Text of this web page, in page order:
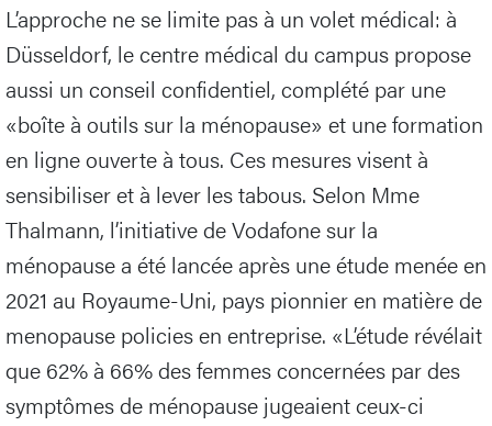
L’approche ne se limite pas à un volet médical: à
Düsseldorf, le centre médical du campus propose
aussi un conseil confidentiel, complété par une
«boîte à outils sur la ménopause» et une formation
en ligne ouverte à tous. Ces mesures visent à
sensibiliser et à lever les tabous. Selon Mme
Thalmann, l’initiative de Vodafone sur la
ménopause a été lancée après une étude menée en
2021 au Royaume-Uni, pays pionnier en matière de
menopause policies en entreprise. «L’étude révélait
que 62% à 66% des femmes concernées par des
symptômes de ménopause jugeaient ceux-ci